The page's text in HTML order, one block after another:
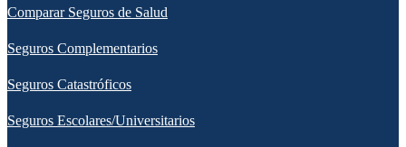
Comparar Seguros de Salud
Seguros Complementarios
Seguros Catastróficos
Seguros Escolares/Universitarios